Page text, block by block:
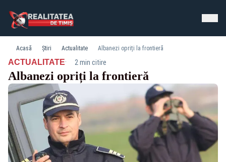
Acasă Știri Actualitate Albanezi opriți la frontieră
ACTUALITATE· 2 min citire
Albanezi opriți la frontieră